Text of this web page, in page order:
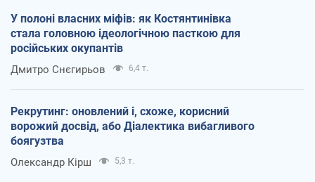
У полоні власних міфів: як Костянтинівка
стала головною ідеологічною пасткою для
російських окупантів
Дмитро Снєгирьов 6,4 т.
Рекрутинг: оновлений і, схоже, корисний
ворожий досвід, або Діалектика вибагливого
боягузтва
Олександр Кірш 5,3 т.